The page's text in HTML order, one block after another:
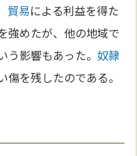
貿易による利益を得た
強めたが、他の地域で
う影響もあった。奴隷
傷を残したのである。